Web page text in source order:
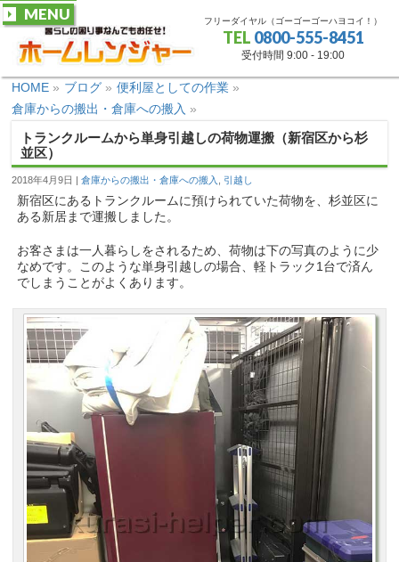
フリーダイヤル（ゴーゴーゴーハヨコイ！）
TEL 0800-555-8451
受付時間 9:00 - 19:00
MENU
HOME » ブログ » 便利屋としての作業 »
倉庫からの搬出・倉庫への搬入 »
トランクルームから単身引越しの荷物運搬（新宿区から杉
並区）
2018年4月9日 倉庫からの搬出・倉庫への搬入 引越し
新宿区にあるトランクルームに預けられていた荷物を、杉並区に
ある新居まで運搬しました。
お客さまは一人暮らしをされるため、荷物は下の写真のように少
なめです。このような単身引越しの場合、軽トラック1台で済ん
でしまうことがよくあります。